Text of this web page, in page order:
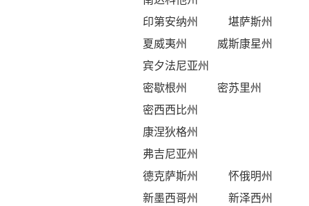
印第安纳州
堪萨斯州
夏威夷州
威斯康星州
宾夕法尼亚州
密歇根州
密苏里州
密西西比州
康涅狄格州
弗吉尼亚州
德克萨斯州
怀俄明州
新墨西哥州
新泽西州